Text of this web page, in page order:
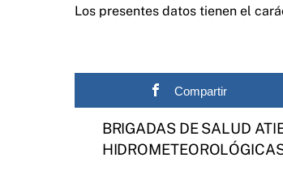
Los presentes datos tienen el
Compartir
BRIGADAS DE SALUD